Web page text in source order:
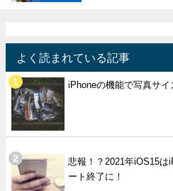
よく読まれている記事
iPhoneの機能で写真サ
悲報！？2021年iOS15は
ート終了に！